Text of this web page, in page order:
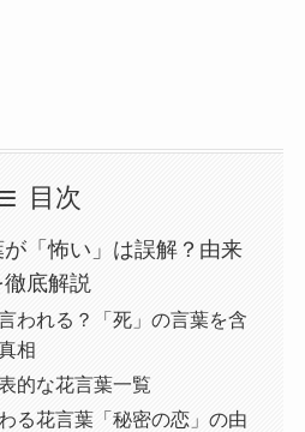
目次
が「怖い」は誤解？由来
徹底解説
われる？「死」の言葉を含
相
的な花言葉一覧
る花言葉「秘密の恋」の由